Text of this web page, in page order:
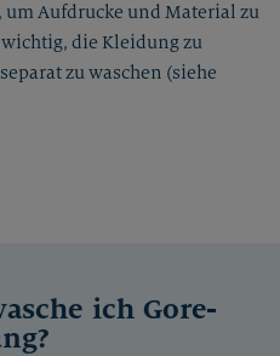
Aufdrucke und Material zu
die Kleidung zu
zu waschen (siehe
ich Gore-